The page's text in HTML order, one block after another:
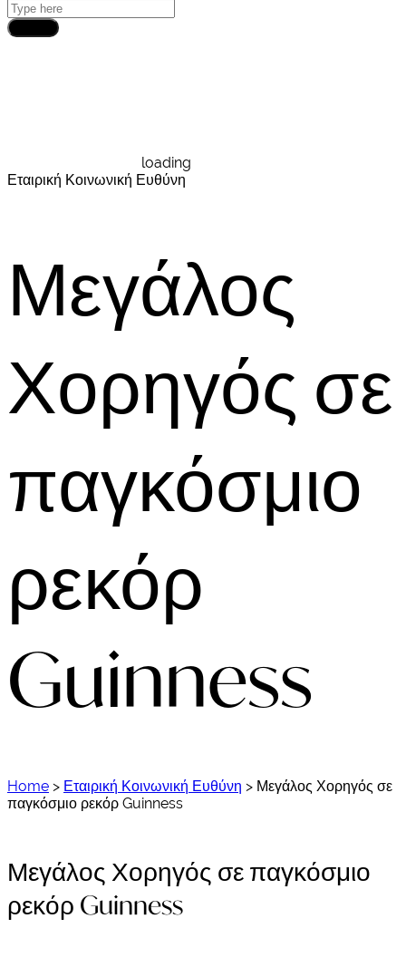
loading
Εταιρική Κοινωνική Ευθύνη
Μεγάλος
Χορηγός σε
παγκόσμιο
ρεκόρ
Guinness
Home > Εταιρική Κοινωνική Ευθύνη > Μεγάλος Χορηγός σε
παγκόσμιο ρεκόρ Guinness
Μεγάλος Χορηγός σε παγκόσμιο
ρεκόρ Guinness